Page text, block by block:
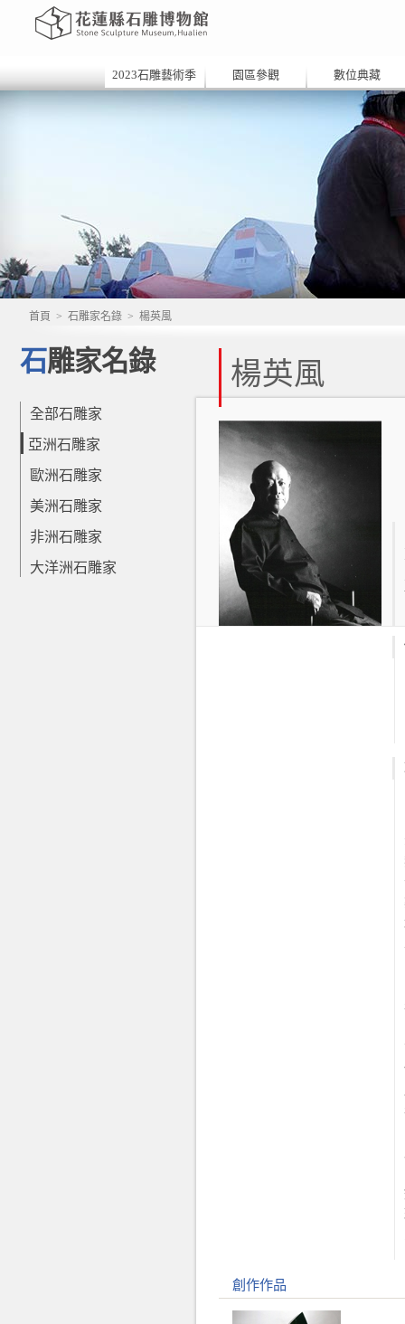
2023石雕藝術季 園區參觀 數位典藏
首頁 > 石雕家名錄 > 楊英風
石雕家名錄
全部石雕家
亞洲石雕家
歐洲石雕家
美洲石雕家
非洲石雕家
大洋洲石雕家
楊英風
創作作品